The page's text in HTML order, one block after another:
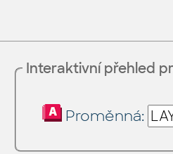
Interaktivní přehled
Proměnná: